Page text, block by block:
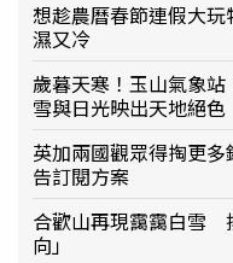
想趁農曆春節連假大
濕又冷
歲暮天寒！玉山氣象
雪與日光映出天地絕色
英加兩國觀眾得掏更
告訂閱方案
合歡山再現靄靄白雪
向」